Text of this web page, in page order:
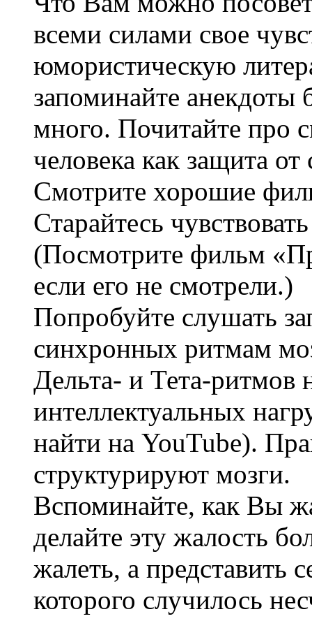
всеми силами свое
юмористическую
запоминайте анекдоты
много. Почитайте про
человека как защита
Смотрите хорошие
Старайтесь
(Посмотрите фильм
если его не смотрели.)
Попробуйте слушать
синхронных ритмам
Дельта- и Тета-
интеллектуальных
найти на YouTube).
структурируют мозги.
Вспоминайте, как Вы
делайте эту жалость
жалеть, а представить
которого случилось